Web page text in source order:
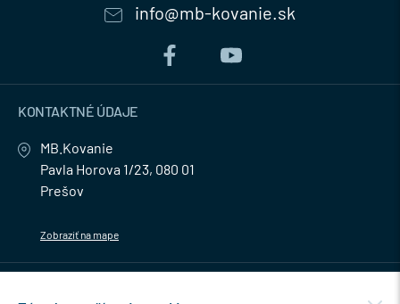
info@mb-kovanie.sk
KONTAKTNÉ ÚDAJE
MB.Kovanie
Pavla Horova 1/23, 080 01
Prešov
Zobraziť na mape